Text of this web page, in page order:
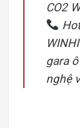
CO2
gara
nghệ